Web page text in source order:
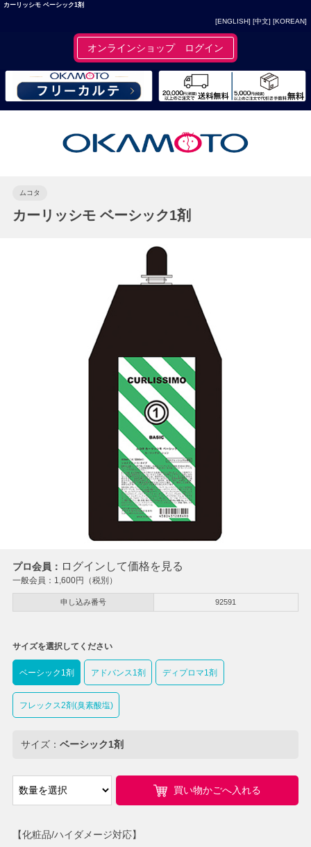
カーリッシモ ベーシック1剤
[ENGLISH] [中文] [KOREAN]
オンラインショップ ログイン
ムコタ
カーリッシモ ベーシック1剤
プロ会員： ログインして価格を見る
一般会員： 1,600円（税別）
申し込み番号 92591
【化粧品/ハイダメージ対応】
サイズを選択してください
ベーシック1剤 アドバンス1剤 ディプロマ1剤
フレックス2剤(臭素酸塩)
サイズ： ベーシック1剤
買い物かごへ入れる